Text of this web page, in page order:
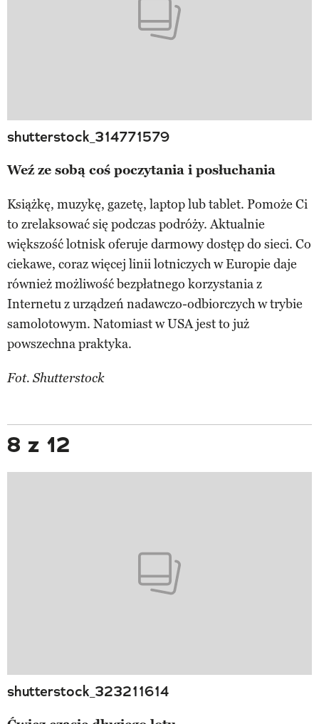
shutterstock_314771579
Weź ze sobą coś poczytania i posłuchania
Książkę, muzykę, gazetę, laptop lub tablet. Pomoże Ci
to zrelaksować się podczas podróży. Aktualnie
większość lotnisk oferuje darmowy dostęp do sieci. Co
ciekawe, coraz więcej linii lotniczych w Europie daje
również możliwość bezpłatnego korzystania z
Internetu z urządzeń nadawczo-odbiorczych w trybie
samolotowym. Natomiast w USA jest to już
powszechna praktyka.
Fot. Shutterstock
8 z 12
shutterstock_323211614